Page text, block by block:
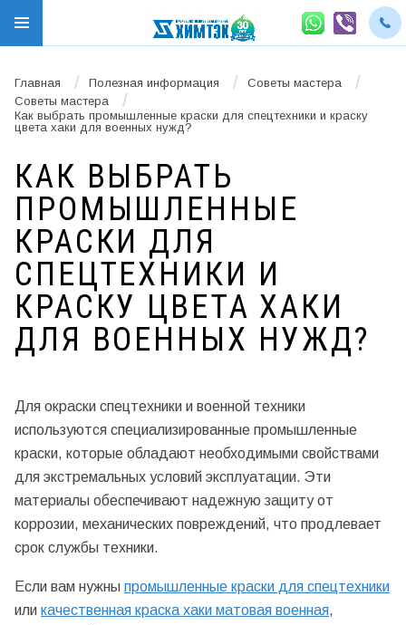
Главная / Полезная информация / Советы мастера /
Советы мастера /
Как выбрать промышленные краски для спецтехники и краску
цвета хаки для военных нужд?
КАК ВЫБРАТЬ
ПРОМЫШЛЕННЫЕ
КРАСКИ ДЛЯ
СПЕЦТЕХНИКИ И
КРАСКУ ЦВЕТА ХАКИ
ДЛЯ ВОЕННЫХ НУЖД?
Для окраски спецтехники и военной техники
используются специализированные промышленные
краски, которые обладают необходимыми свойствами
для экстремальных условий эксплуатации. Эти
материалы обеспечивают надежную защиту от
коррозии, механических повреждений, что продлевает
срок службы техники.
Если вам нужны промышленные краски для спецтехники
или качественная краска хаки матовая военная,